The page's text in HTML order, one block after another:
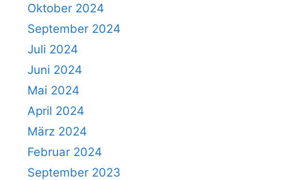
Oktober 2024
September 2024
Juli 2024
Juni 2024
Mai 2024
April 2024
März 2024
Februar 2024
September 2023